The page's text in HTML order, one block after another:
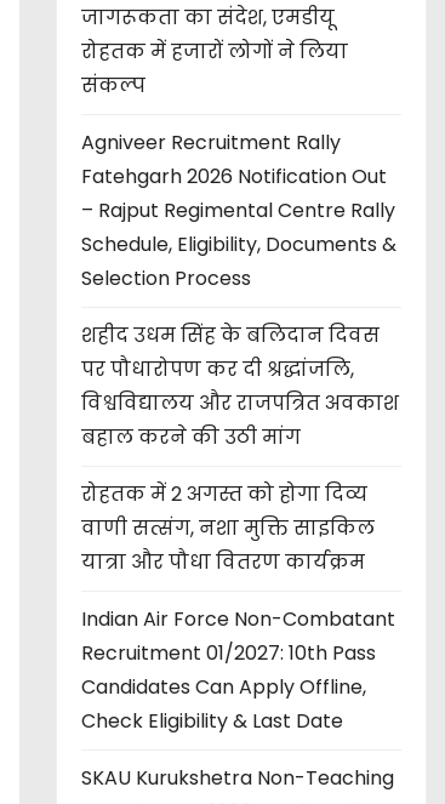
जागरूकता का संदेश, एमडीयू
रोहतक में हजारों लोगों ने लिया
संकल्प
Agniveer Recruitment Rally
Fatehgarh 2026 Notification Out
– Rajput Regimental Centre Rally
Schedule, Eligibility, Documents &
Selection Process
शहीद उधम सिंह के बलिदान दिवस
पर पौधारोपण कर दी श्रद्धांजलि,
विश्वविद्यालय और राजपत्रित अवकाश
बहाल करने की उठी मांग
रोहतक में 2 अगस्त को होगा दिव्य
वाणी सत्संग, नशा मुक्ति साइकिल
यात्रा और पौधा वितरण कार्यक्रम
Indian Air Force Non-Combatant
Recruitment 01/2027: 10th Pass
Candidates Can Apply Offline,
Check Eligibility & Last Date
SKAU Kurukshetra Non-Teaching